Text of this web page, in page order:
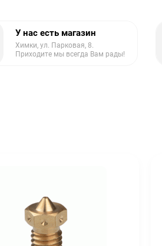
У нас есть магазин
Химки, ул. Парковая, 8.
Приходите мы всегда Вам рады!